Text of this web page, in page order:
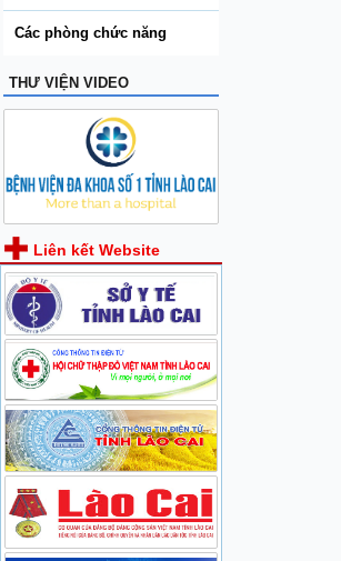
Các phòng chức năng
THƯ VIỆN VIDEO
Liên kết Website